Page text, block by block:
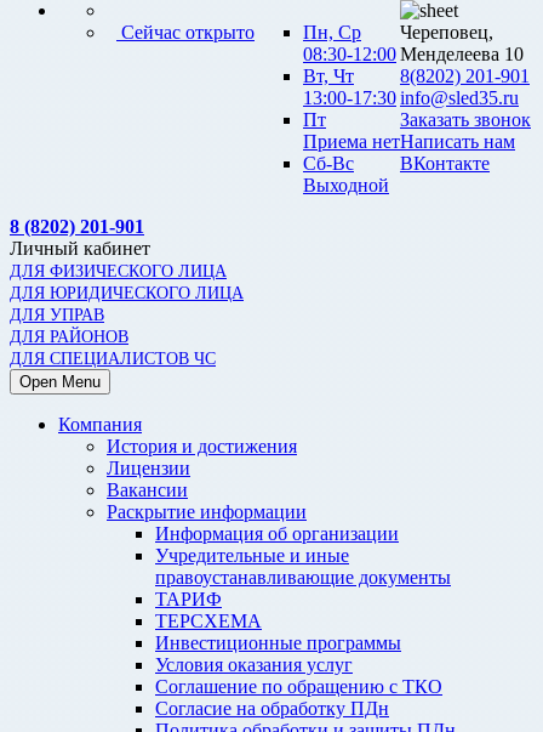
Сейчас открыто
Пн, Ср
08:30-12:00
Вт, Чт
13:00-17:30
Пт
Приема нет
Сб-Вс
Выходной
Череповец,
Менделеева 10
8(8202) 201-901
info@sled35.ru
Заказать звонок
Написать нам
ВКонтакте
8 (8202) 201-901
Личный кабинет
ДЛЯ ФИЗИЧЕСКОГО ЛИЦА
ДЛЯ ЮРИДИЧЕСКОГО ЛИЦА
ДЛЯ УПРАВ
ДЛЯ РАЙОНОВ
ДЛЯ СПЕЦИАЛИСТОВ ЧС
Open Menu
Компания
История и достижения
Лицензии
Вакансии
Раскрытие информации
Информация об организации
Учредительные и иные
правоустанавливающие документы
ТАРИФ
ТЕРСХЕМА
Инвестиционные программы
Условия оказания услуг
Соглашение по обращению с ТКО
Согласие на обработку ПДн